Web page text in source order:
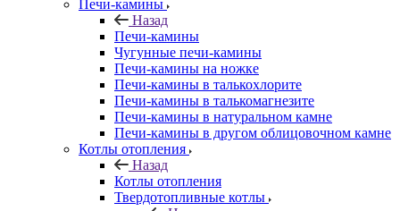
Печи-камины
Назад
Печи-камины
Чугунные печи-камины
Печи-камины на ножке
Печи-камины в талькохлорите
Печи-камины в талькомагнезите
Печи-камины в натуральном камне
Печи-камины в другом облицовочном камне
Котлы отопления
Назад
Котлы отопления
Твердотопливные котлы